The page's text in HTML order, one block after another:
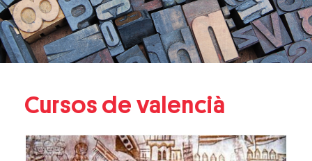
Cursos de valencià